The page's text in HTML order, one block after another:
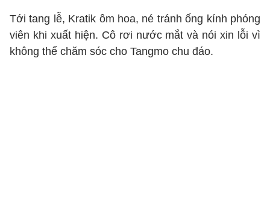
Tới tang lễ, Kratik ôm hoa, né tránh ống kính phóng
viên khi xuất hiện. Cô rơi nước mắt và nói xin lỗi vì
không thể chăm sóc cho Tangmo chu đáo.